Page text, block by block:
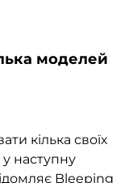
моделей
кілька своїх
наступну
Bleeping